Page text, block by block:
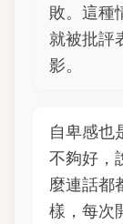
敗。這種
就被批評
影。
自卑感也
不夠好，
麼連話都
樣，每次